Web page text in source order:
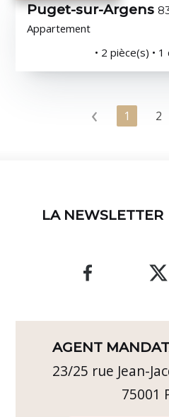
Puget-sur-Argens
Appartement
• 2 pièce(s) •
‹ 1 2
LA NEWSLETTER
AGENT
23/25 rue Jean-
75001